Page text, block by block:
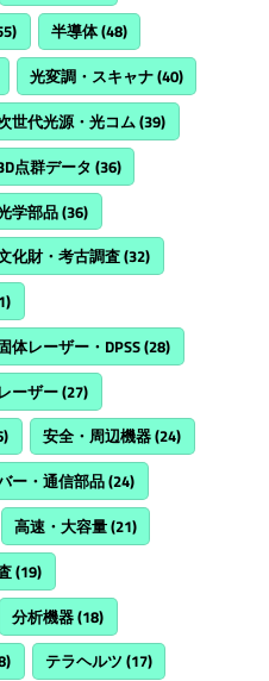
半導体(48)
光変調・スキャナ(40)
世代光源・光コム(39)
点群データ(36)
学部品(36)
化財・考古調査(32)
体レーザー・DPSS(28)
ーザー(27)
安全・周辺機器(24)
ー・通信部品(24)
高速・大容量(21)
(19)
分析機器(18)
テラヘルツ (17)